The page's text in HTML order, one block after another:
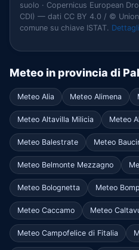
suolo · Copernicus European
CDI) — dati CC BY 4.0 / ©
comune su chiave ISTAT.
Meteo in provincia di
Meteo Alia Meteo Alimena
Meteo Altavilla Milicia Meteo
Meteo Balestrate Meteo
Meteo Belmonte Mezzagno
Meteo Bolognetta Meteo
Meteo Caccamo Meteo
Meteo Campofelice di Fitalia